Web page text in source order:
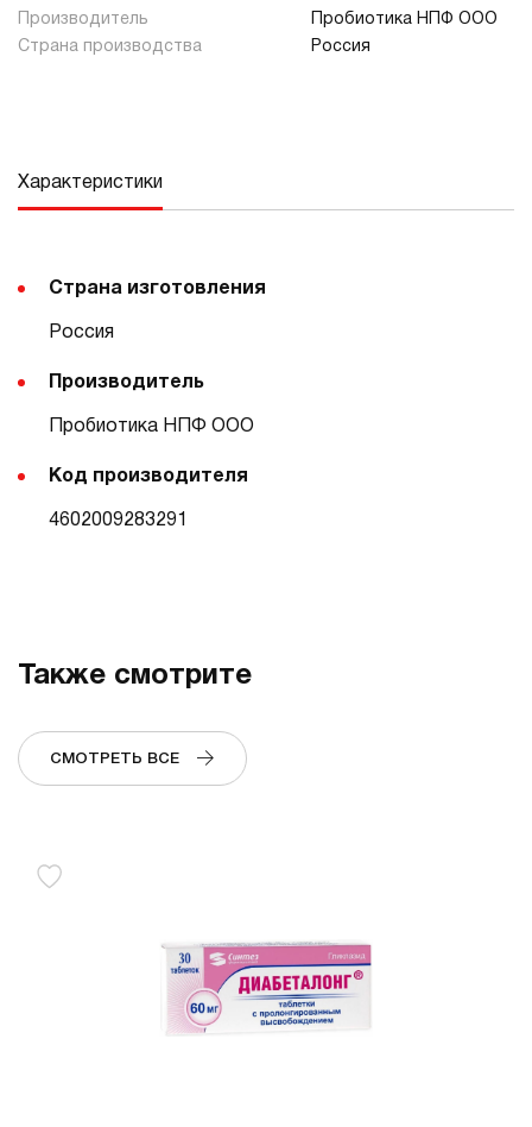
Производитель
Пробиотика НПФ ООО
Страна производства
Россия
Характеристики
Страна изготовления
Россия
Производитель
Пробиотика НПФ ООО
Код производителя
4602009283291
Также смотрите
СМОТРЕТЬ ВСЕ